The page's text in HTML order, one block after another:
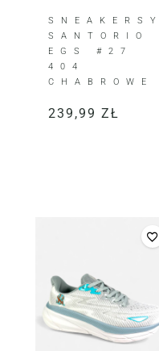
SNEAKERSY
SANTORIO
EGS #27
404
CHABROWE
239,99 ZŁ